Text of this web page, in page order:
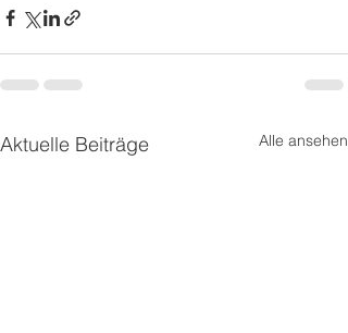
Aktuelle Beiträge Alle ansehen